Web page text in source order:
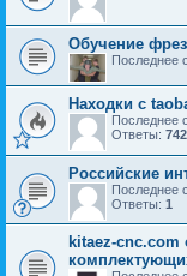
Обучение
Последнее
Находки c
Последнее
Ответы: 742
Российские
Последнее
Ответы: 1
kitaez-